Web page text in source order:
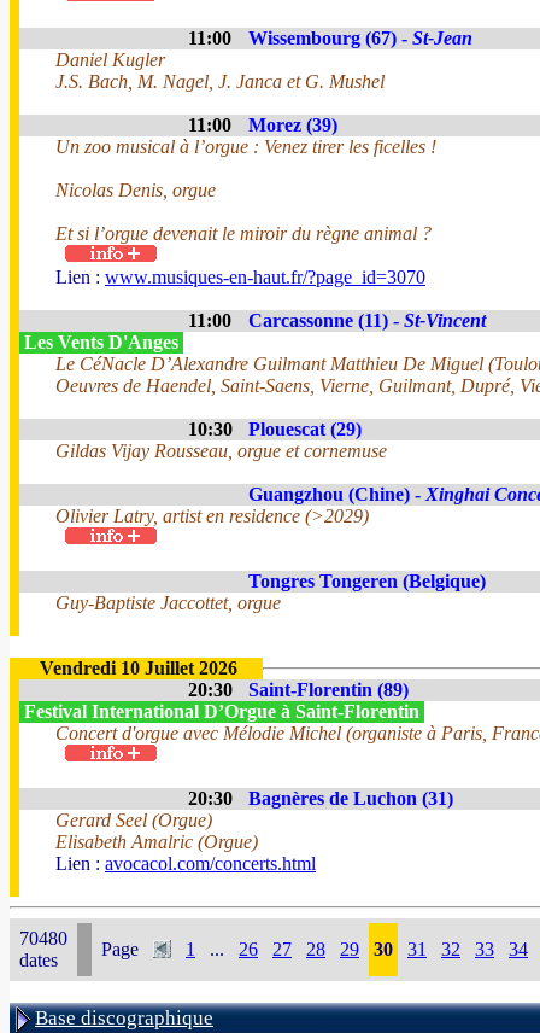
11:00 Wissembourg (67) - St-Jean
Daniel Kugler
J.S. Bach, M. Nagel, J. Janca et G. Mushel
11:00
Morez (39)
Un zoo musical à l’orgue : Venez tirer les ficelles !
Nicolas Denis, orgue
Et si l’orgue devenait le miroir du règne animal ?
Lien : www.musiques-en-haut.fr/?page_id=3070
11:00 Carcassonne (11) - St-Vincent
Les Vents D'Anges
Le CéNacle D’Alexandre Guilmant Matthieu De Miguel
Oeuvres de Haendel, Saint-Saens, Vierne, Guilmant, Dupré,
10:30
Plouescat (29)
Gildas Vijay Rousseau, orgue et cornemuse
Guangzhou (Chine) - Xinghai
Olivier Latry, artist en residence (>2029)
Tongres Tongeren (Belgique)
Guy-Baptiste Jaccottet, orgue
Vendredi 10 Juillet 2026
20:30
Saint-Florentin (89)
Festival International D’Orgue à Saint-Florentin
Concert d'orgue avec Mélodie Michel (organiste à Paris,
20:30
Bagnères de Luchon (31)
Gerard Seel (Orgue)
Elisabeth Amalric (Orgue)
Lien : avocacol.com/concerts.html
70480
dates
Page 1 ... 26 27 28 29 30 31 32 33 34
Base discographique